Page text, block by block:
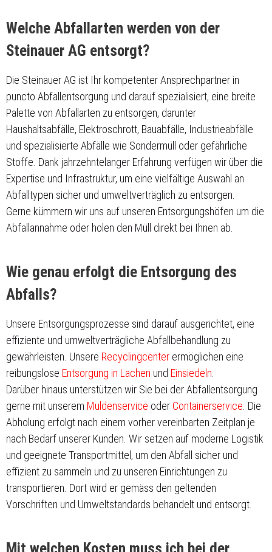
Welche Abfallarten werden von der
Steinauer AG entsorgt?
Die Steinauer AG ist Ihr kompetenter Ansprechpartner in
puncto Abfallentsorgung und darauf spezialisiert, eine breite
Palette von Abfallarten zu entsorgen, darunter
Haushaltsabfälle, Elektroschrott, Bauabfälle, Industrieabfälle
und spezialisierte Abfälle wie Sondermüll oder gefährliche
Stoffe. Dank jahrzehntelanger Erfahrung verfügen wir über die
Expertise und Infrastruktur, um eine vielfältige Auswahl an
Abfalltypen sicher und umweltverträglich zu entsorgen.
Gerne kümmern wir uns auf unseren Entsorgungshöfen um die
Abfallannahme oder holen den Müll direkt bei Ihnen ab.
Wie genau erfolgt die Entsorgung des
Abfalls?
Unsere Entsorgungsprozesse sind darauf ausgerichtet, eine
effiziente und umweltverträgliche Abfallbehandlung zu
gewährleisten. Unsere Recyclingcenter ermöglichen eine
reibungslose Entsorgung in Lachen und Einsiedeln
Darüber hinaus unterstützen wir Sie bei der Abfallentsorgung
gerne mit unserem Muldenservice oder Containerservice . Die
Abholung erfolgt nach einem vorher vereinbarten Zeitplan je
nach Bedarf unserer Kunden. Wir setzen auf moderne Logistik
und geeignete Transportmittel, um den Abfall sicher und
effizient zu sammeln und zu unseren Einrichtungen zu
transportieren. Dort wird er gemäss den geltenden
Vorschriften und Umweltstandards behandelt und entsorgt.